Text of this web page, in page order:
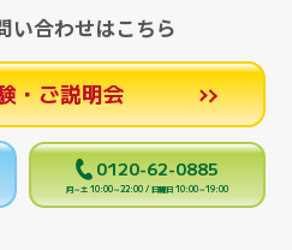
い合わせはこちら
・ご説明会
0120-62-0885
月～土 10:00～22:00 / 日曜日 10:00～19:00